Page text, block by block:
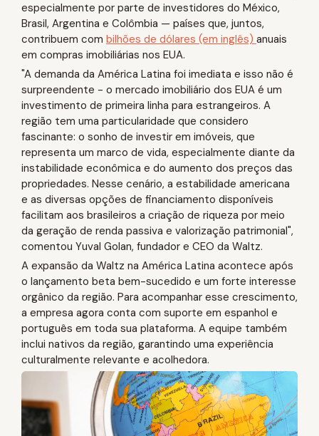
especialmente por parte de investidores do México,
Brasil, Argentina e Colômbia — países que, juntos,
contribuem com bilhões de dólares (em inglês) anuais
em compras imobiliárias nos EUA.
"A demanda da América Latina foi imediata e isso não é
surpreendente - o mercado imobiliário dos EUA é um
investimento de primeira linha para estrangeiros. A
região tem uma particularidade que considero
fascinante: o sonho de investir em imóveis, que
representa um marco de vida, especialmente diante da
instabilidade econômica e do aumento dos preços das
propriedades. Nesse cenário, a estabilidade americana
e as diversas opções de financiamento disponíveis
facilitam aos brasileiros a criação de riqueza por meio
da geração de renda passiva e valorização patrimonial",
comentou Yuval Golan, fundador e CEO da Waltz.
A expansão da Waltz na América Latina acontece após
o lançamento beta bem-sucedido e um forte interesse
orgânico da região. Para acompanhar esse crescimento,
a empresa agora conta com suporte em espanhol e
português em toda sua plataforma. A equipe também
inclui nativos da região, garantindo uma experiência
culturalmente relevante e acolhedora.